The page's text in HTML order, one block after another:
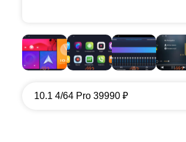
10.1 4/64 Pro 39990 ₽